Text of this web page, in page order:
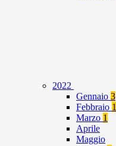
2022
Gennaio 3
Febbraio 1
Marzo 1
Aprile
Maggio